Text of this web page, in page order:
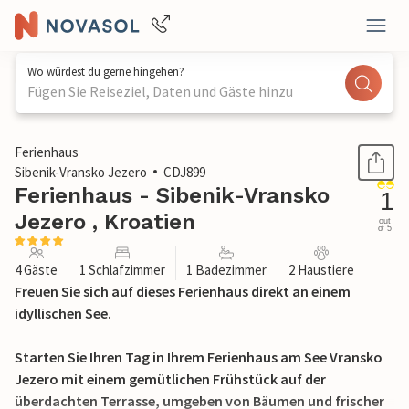
Wo würdest du gerne hingehen?
Fügen Sie Reiseziel, Daten und Gäste hinzu
1 / 35
Ferienhaus
Sibenik-Vransko Jezero
CDJ899
Ferienhaus - Sibenik-Vransko
Jezero , Kroatien
1
out
of 5
4 Gäste 1 Schlafzimmer 1 Badezimmer 2 Haustiere
Freuen Sie sich auf dieses Ferienhaus direkt an einem
idyllischen See.
Starten Sie Ihren Tag in Ihrem Ferienhaus am See Vransko
Jezero mit einem gemütlichen Frühstück auf der
überdachten Terrasse, umgeben von Bäumen und frischer